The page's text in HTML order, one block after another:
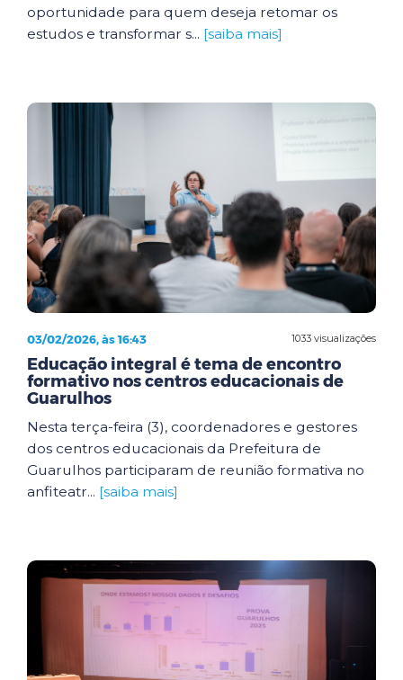
oportunidade para quem deseja retomar os
estudos e transformar s... [saiba mais]
1033 visualizações
03/02/2026, às 16:43
Educação integral é tema de encontro
formativo nos centros educacionais de
Guarulhos
Nesta terça-feira (3), coordenadores e gestores
dos centros educacionais da Prefeitura de
Guarulhos participaram de reunião formativa no
anfiteatr... [saiba mais]